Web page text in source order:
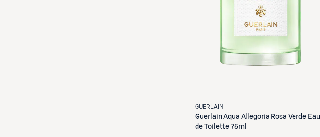
GUERLAIN
Guerlain Aqua Allegoria Rosa Verde Eau
de Toilette 75ml